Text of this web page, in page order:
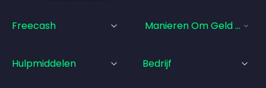
Freecash Manieren Om Geld Te
Hulpmiddelen Bedrijf